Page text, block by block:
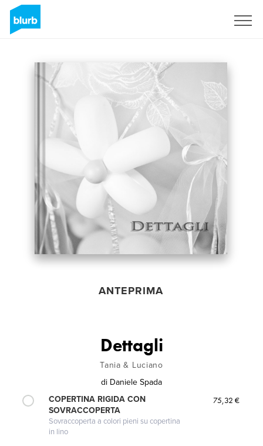
ANTEPRIMA
Dettagli
Tania & Luciano
di Daniele Spada
COPERTINA RIGIDA CON
SOVRACCOPERTA
Sovraccoperta a colori pieni su copertina
in lino
75,32 €